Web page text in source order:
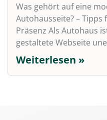
Was gehört auf eine
Autohausseite? –
Präsenz Als Autohaus
gestaltete Webseite
Weiterlesen »